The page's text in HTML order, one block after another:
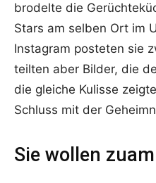
brodelte die
Stars am selben Ort im
Instagram posteten sie
teilten aber Bilder, die
die gleiche Kulisse
Schluss mit der
Sie wollen